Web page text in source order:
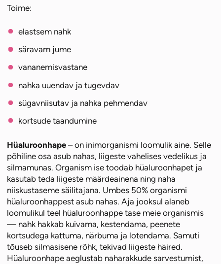
Toime:
elastsem nahk
säravam jume
vananemisvastane
nahka uuendav ja tugevdav
sügavniisutav ja nahka pehmendav
kortsude taandumine
Hüaluroonhape – on inimorganismi loomulik aine. Selle
põhiline osa asub nahas, liigeste vahelises vedelikus ja
silmamunas. Organism ise toodab hüaluroonhapet ja
kasutab teda liigeste määrdeainena ning naha
niiskustaseme säilitajana. Umbes 50% organismi
hüaluroonhappest asub nahas. Aja jooksul alaneb
loomulikul teel hüaluroonhappe tase meie organismis
— nahk hakkab kuivama, kestendama, peenete
kortsudega kattuma, närbuma ja lotendama. Samuti
tõuseb silmasisene rõhk, tekivad liigeste häired.
Hüaluroonhape aeglustab naharakkude sarvestumist,